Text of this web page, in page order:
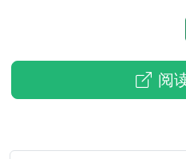
阅